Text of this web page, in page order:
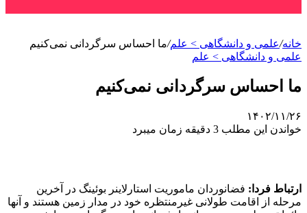
خانه/علمی‌ و دانشگاهی > علم/ما احساس سرگردانی نمی‌کنیم
علمی‌ و دانشگاهی > علم
ما احساس سرگردانی نمی‌کنیم
۱۴۰۲/۱۱/۲۶
خواندن این مطلب 3 دقیقه زمان میبرد
ارتباط فردا: فضانوردان ماموریت استارلاینر بوئینگ در آخرین
مرحله از اقامت طولانی غیرمنتظره خود در مدار زمین هستند و آنها